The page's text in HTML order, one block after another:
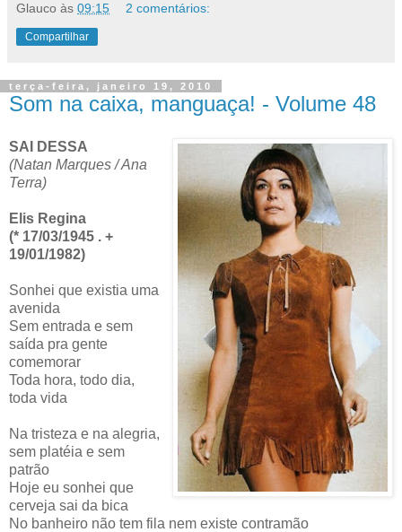
Glauco às 09:15 2 comentários:
Compartilhar
terça-feira, janeiro 19, 2010
Som na caixa, manguaça! - Volume 48
SAI DESSA
(Natan Marques / Ana
Terra)
Elis Regina
(* 17/03/1945 . +
19/01/1982)
Sonhei que existia uma
avenida
Sem entrada e sem
saída pra gente
comemorar
Toda hora, todo dia,
toda vida
Na tristeza e na alegria,
sem platéia e sem
patrão
Hoje eu sonhei que
cerveja sai da bica
No banheiro não tem fila nem existe contramão